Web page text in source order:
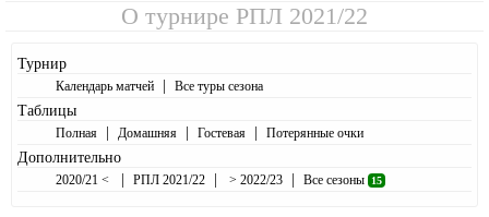
О турнире РПЛ 2021/22
Турнир
Календарь матчей | Все туры сезона
Таблицы
Полная | Домашняя | Гостевая | Потерянные очки
Дополнительно
2020/21 < | РПЛ 2021/22 | > 2022/23 | Все сезоны 15